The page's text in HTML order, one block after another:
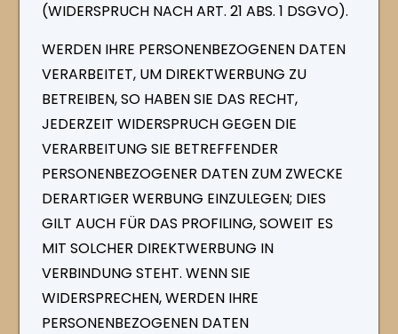
(WIDERSPRUCH NACH ART. 21 ABS. 1 DSGVO).
WERDEN IHRE PERSONENBEZOGENEN DATEN
VERARBEITET, UM DIREKTWERBUNG ZU
BETREIBEN, SO HABEN SIE DAS RECHT,
JEDERZEIT WIDERSPRUCH GEGEN DIE
VERARBEITUNG SIE BETREFFENDER
PERSONENBEZOGENER DATEN ZUM ZWECKE
DERARTIGER WERBUNG EINZULEGEN; DIES
GILT AUCH FÜR DAS PROFILING, SOWEIT ES
MIT SOLCHER DIREKTWERBUNG IN
VERBINDUNG STEHT. WENN SIE
WIDERSPRECHEN, WERDEN IHRE
PERSONENBEZOGENEN DATEN